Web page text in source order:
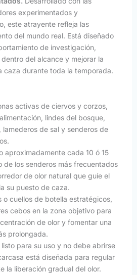
experimentados y
este atrayente refleja las
del mundo real. Está diseñado
de investigación,
del alcance y mejorar la
caza durante toda la temporada.
activas de ciervos y corzos,
lindes del bosque,
lamederos de sal y senderos de
aproximadamente cada 10 ó 15
de los senderos más frecuentados
de olor natural que guíe el
su puesto de caza.
o cuellos de botella estratégicos,
cebos en la zona objetivo para
de olor y fomentar una
prolongada.
para su uso y no debe abrirse
está diseñada para regular
la liberación gradual del olor.